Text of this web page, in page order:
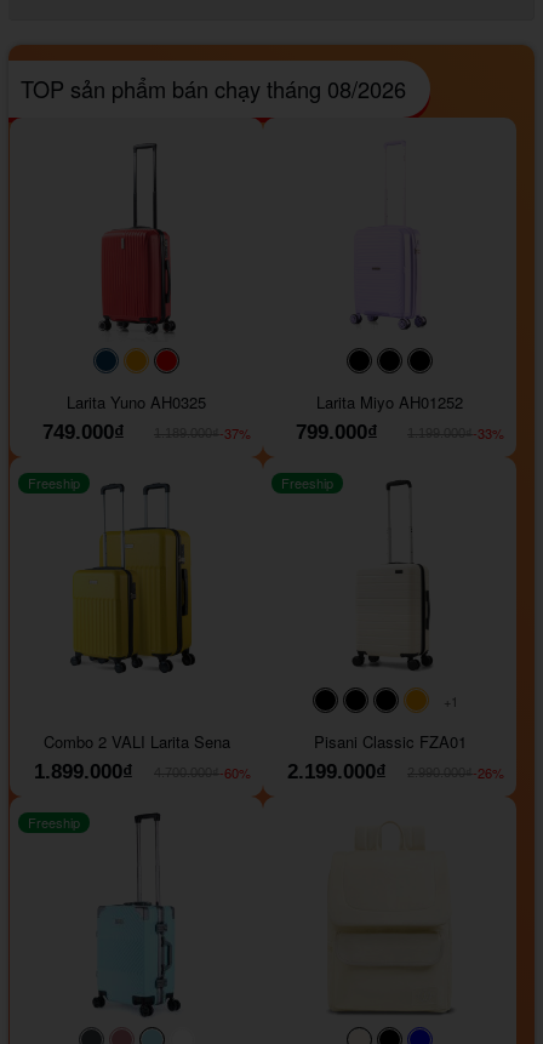
TOP sản phẩm bán chạy tháng 08/2026
#093f69#ffa500
Larita Yuno AH0325
749.000₫
-37%
#000000#000000
Larita Miyo AH01252
799.000₫
-33%
Freeship
Combo 2 VALI Larita Sena
1.899.000₫
-60%
#000000#000000#000000
+1
Freeship
Pisani Classic FZA01
2.199.000₫
-26%
Freeship